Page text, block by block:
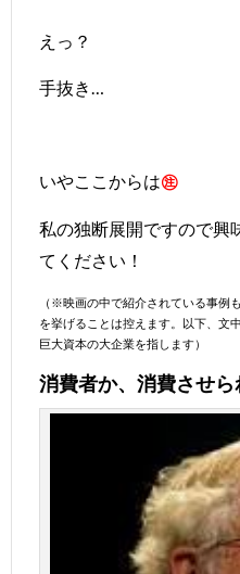
えっ？
手抜き…
いやここからは㊟
私の独断展開ですので興
てください！
（※映画の中で紹介されている事例
を挙げることは控えます。 以下、文
巨大資本の大企業を指します）
消費者か、消費させ